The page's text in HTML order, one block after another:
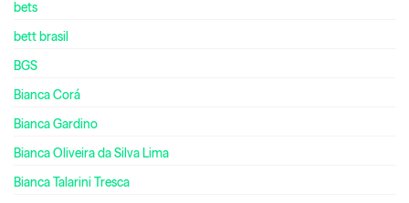
bets
bett brasil
BGS
Bianca Corá
Bianca Gardino
Bianca Oliveira da Silva Lima
Bianca Talarini Tresca